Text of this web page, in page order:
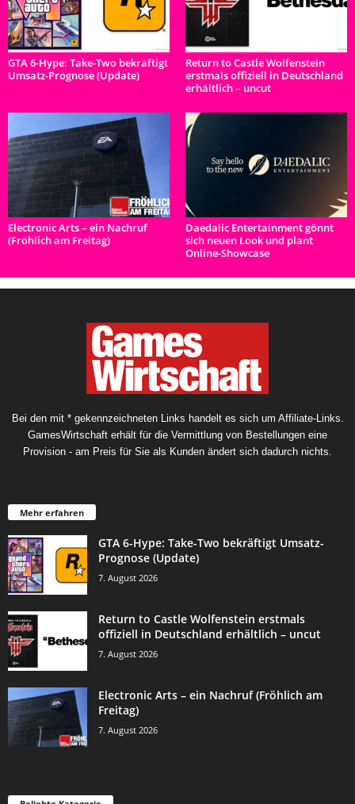
GTA 6-Hype: Take-Two bekräftigt
Umsatz-Prognose (Update)
Return to Castle Wolfenstein
erstmals offiziell in Deutschland
erhältlich – uncut
Electronic Arts – ein Nachruf
(Fröhlich am Freitag)
Daedalic Entertainment gönnt
sich neuen Look und plant
Online-Showcase
Bei den mit * gekennzeichneten Links handelt es sich um Affiliate-Links.
GamesWirtschaft erhält für die Vermittlung von Bestellungen eine
Provision - am Preis für Sie als Kunden ändert sich dadurch nichts.
Mehr erfahren
GTA 6-Hype: Take-Two bekräftigt Umsatz-
Prognose (Update)
7. August 2026
Return to Castle Wolfenstein erstmals
offiziell in Deutschland erhältlich – uncut
7. August 2026
Electronic Arts – ein Nachruf (Fröhlich am
Freitag)
7. August 2026